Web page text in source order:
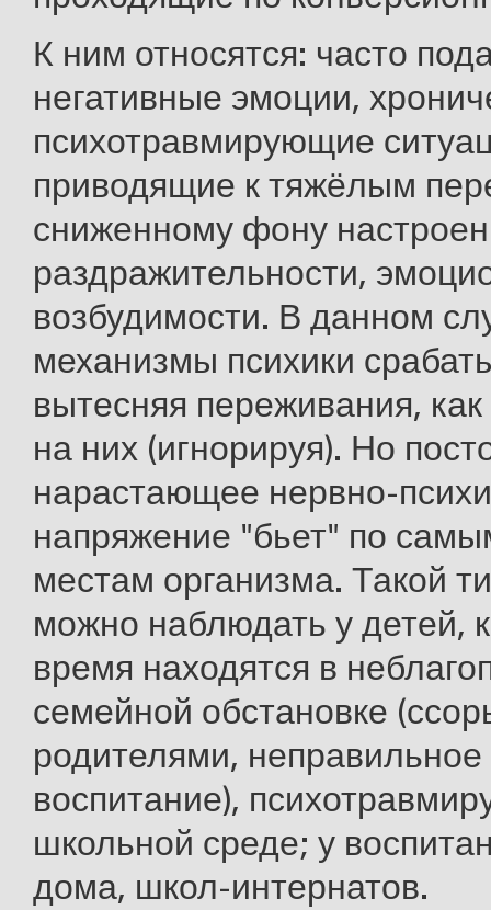
К ним относятся: часто
негативные эмоции,
психотравмирующие
приводящие к тяжёлым
сниженному фону
раздражительности,
возбудимости. В данном
механизмы психики
вытесняя переживания,
на них (игнорируя). Но
нарастающее нервно-
напряжение "бьет" по
местам организма. Такой
можно наблюдать у детей,
время находятся в
семейной обстановке
родителями,
воспитание),
школьной среде; у
дома, школ-интернатов.